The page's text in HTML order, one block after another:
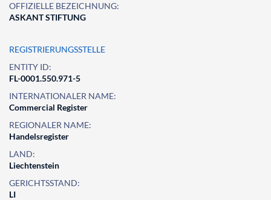
OFFIZIELLE BEZEICHNUNG:
ASKANT STIFTUNG
REGISTRIERUNGSSTELLE
ENTITY ID:
FL-0001.550.971-5
INTERNATIONALER NAME:
Commercial Register
REGIONALER NAME:
Handelsregister
LAND:
Liechtenstein
GERICHTSSTAND:
LI